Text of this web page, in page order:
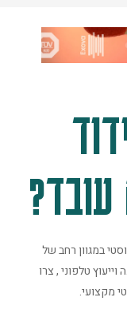
במגוון רחב של
טלפוני , צרו
מקצועי.